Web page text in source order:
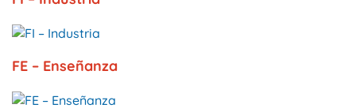
FE – Enseñanza